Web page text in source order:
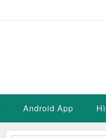
Android App